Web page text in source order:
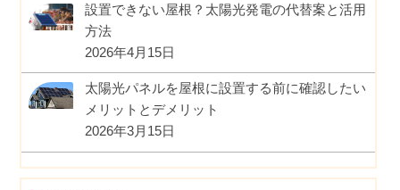
設置できない屋根？太陽光発電の代替案と活用
方法
2026年4月15日
太陽光パネルを屋根に設置する前に確認したい
メリットとデメリット
2026年3月15日